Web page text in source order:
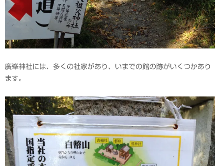
廣峯神社には、多くの社家があり、いまでの館の跡がいくつかあり
ます。